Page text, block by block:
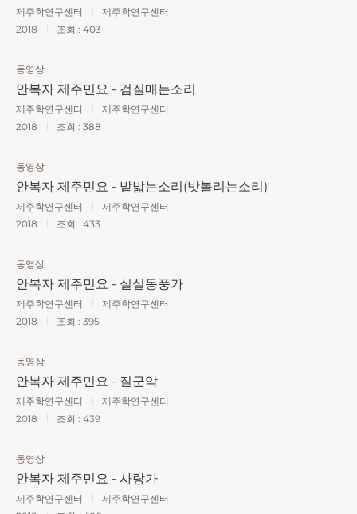
제주학연구센터
제주학연구센터
2018
조회 : 403
동영상
안복자 제주민요 - 검질매는소리
제주학연구센터
제주학연구센터
2018
조회 : 388
동영상
안복자 제주민요 - 밭밟는소리(밧볼리는소리)
제주학연구센터
제주학연구센터
2018
조회 : 433
동영상
안복자 제주민요 - 실실동풍가
제주학연구센터
제주학연구센터
2018
조회 : 395
동영상
안복자 제주민요 - 질군악
제주학연구센터
제주학연구센터
2018
조회 : 439
동영상
안복자 제주민요 - 사랑가
제주학연구센터
제주학연구센터